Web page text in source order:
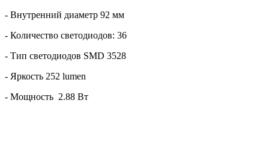
- Внутренний диаметр 92 мм
- Количество светодиодов: 36
- Тип светодиодов SMD 3528
- Яркость 252 lumen
- Мощность 2.88 Вт